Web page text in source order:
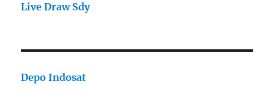
Live Draw Sdy
Depo Indosat